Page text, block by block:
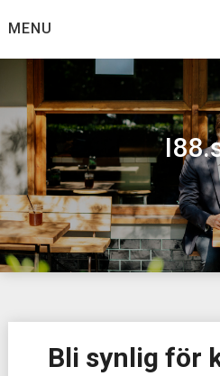
toMENU
Bli synlig för